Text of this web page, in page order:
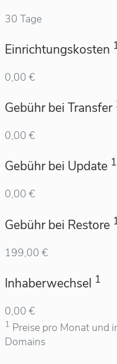
30 Tage
Einrichtungskosten
0,00 €
Gebühr bei Transfer
0,00 €
Gebühr bei Update 1
0,00 €
Gebühr bei Restore
199,00 €
Inhaberwechsel 1
0,00 €
1 Preise pro Monat und
Domains